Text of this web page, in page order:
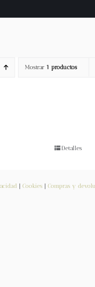
Mostrar 1 productos
Detalles
Cookies| Compras y